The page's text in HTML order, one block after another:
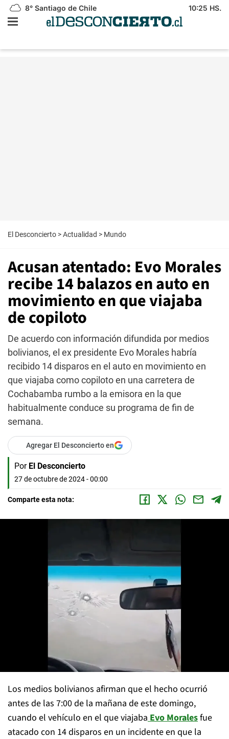
8° Santiago de Chile 10:25 HS.
El Desconcierto >Actualidad > Mundo
Acusan atentado: Evo Morales
recibe 14 balazos en auto en
movimiento en que viajaba
de copiloto
De acuerdo con información difundida por medios
bolivianos, el ex presidente Evo Morales habría
recibido 14 disparos en el auto en movimiento en
que viajaba como copiloto en una carretera de
Cochabamba rumbo a la emisora en la que
habitualmente conduce su programa de fin de
semana.
Agregar El Desconcierto en
Por El Desconcierto
27 de octubre de 2024 - 00:00
Comparte esta nota:
Los medios bolivianos afirman que el hecho ocurrió
antes de las 7:00 de la mañana de este domingo,
cuando el vehículo en el que viajaba Evo Moralesfue
atacado con 14 disparos en un incidente en que la